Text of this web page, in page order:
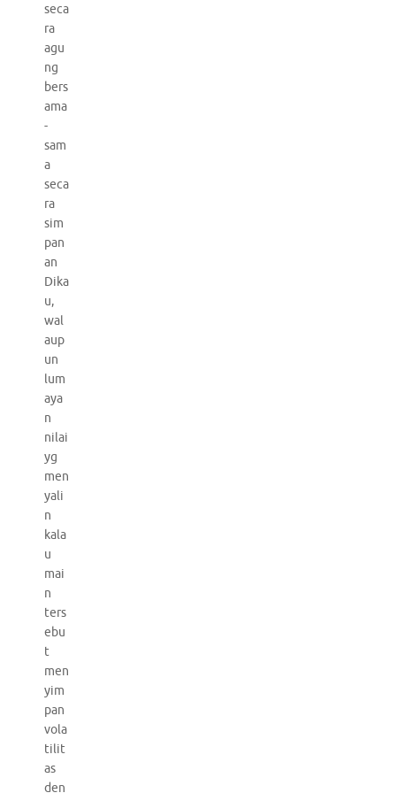
seca
ra
agu
ng
bers
ama
-
sam
a
seca
ra
sim
pan
an
Dika
u,
wal
aup
un
lum
aya
n
nilai
yg
men
yali
n
kala
u
mai
n
ters
ebu
t
men
yim
pan
vola
tilit
as
den